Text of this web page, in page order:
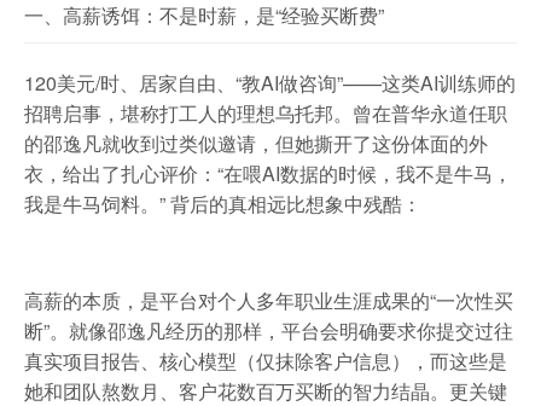
一、高薪诱饵：不是时薪，是“经验买断费”
120美元/时、居家自由、“教AI做咨询”——这类AI训练师的
招聘启事，堪称打工人的理想乌托邦。曾在普华永道任职
的邵逸凡就收到过类似邀请，但她撕开了这份体面的外
衣，给出了扎心评价：“在喂AI数据的时候，我不是牛马，
我是牛马饲料。” 背后的真相远比想象中残酷：
高薪的本质，是平台对个人多年职业生涯成果的“一次性买
断”。就像邵逸凡经历的那样，平台会明确要求你提交过往
真实项目报告、核心模型（仅抹除客户信息），而这些是
她和团队熬数月、客户花数百万买断的智力结晶。更关键